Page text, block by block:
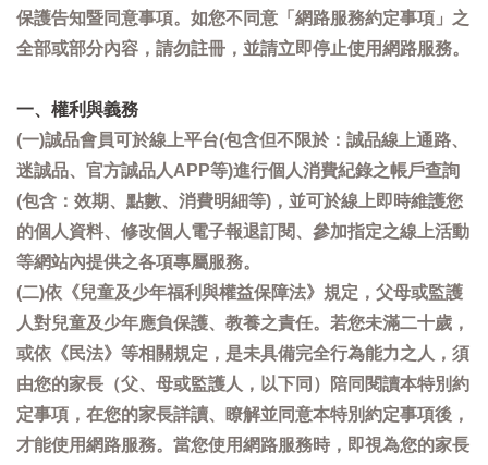
保護告知暨同意事項。如您不同意「網路服務約定事項」之
全部或部分內容，請勿註冊，並請立即停止使用網路服務。
一、權利與義務
(一)誠品會員可於線上平台(包含但不限於：誠品線上通路、
迷誠品、官方誠品人APP等)進行個人消費紀錄之帳戶查詢
(包含：效期、點數、消費明細等)，並可於線上即時維護您
的個人資料、修改個人電子報退訂閱、參加指定之線上活動
等網站內提供之各項專屬服務。
(二)依《兒童及少年福利與權益保障法》規定，父母或監護
人對兒童及少年應負保護、教養之責任。若您未滿二十歲，
或依《民法》等相關規定，是未具備完全行為能力之人，須
由您的家長（父、母或監護人，以下同）陪同閱讀本特別約
定事項，在您的家長詳讀、瞭解並同意本特別約定事項後，
才能使用網路服務。當您使用網路服務時，即視為您的家長